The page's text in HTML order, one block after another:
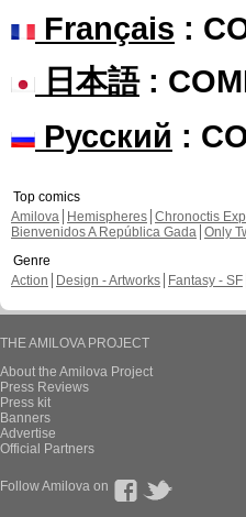
Français :
日本語:
Русский :
Top comics
Amilova
Hemispheres Chronoctis
Bienvenidos A República Gada Only
Genre
Action
Design - Artworks Fantasy - SF
THE AMILOVA PROJECT
About the Amilova Project
Press Reviews
Press kit
Banners
Advertise
Official Partners
Follow Amilova on